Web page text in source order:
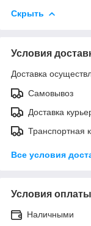
Скрыть
Условия
Доставка
Самовывоз
Доставка
Транспортная
Все условия
Условия оплаты
Наличными